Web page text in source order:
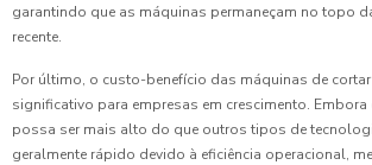
garantindo que as máquinas permaneçam no topo
recente.
Por último, o custo-benefício das máquinas de
significativo para empresas em crescimento.
possa ser mais alto do que outros tipos de
geralmente rápido devido à eficiência operacional,